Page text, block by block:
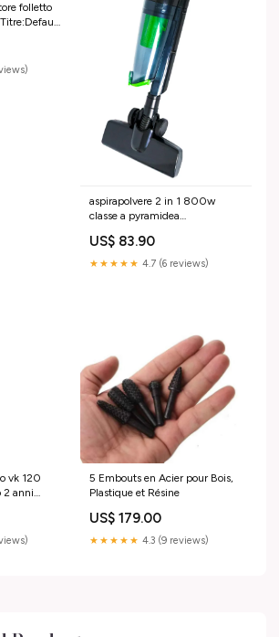
folletto
aspirapolvere 2 in 1 800w
classe a pyramidea
Titre:Default Title
US$ 83.90
★★★★★ 4.7 (6 reviews)
vk 120
2 anni
5 Embouts en Acier pour Bois,
Plastique et Résine
US$ 179.00
★★★★★ 4.3 (9 reviews)